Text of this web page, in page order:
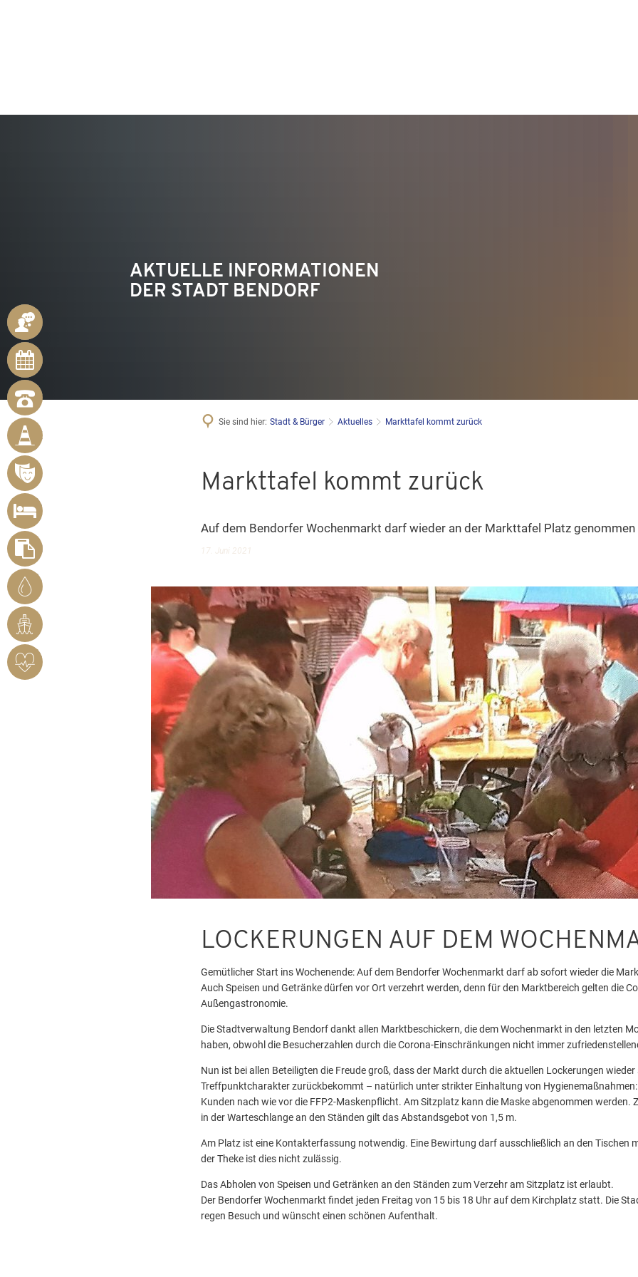
AKTUELLE INFORMATIONEN
DER STADT BENDORF
ANSPRECHPARTNER
ONLINE-
TERMINE
NOTRUFNUMMERN
BÜRGER
MELDEN
MÄNGEL
VERANSTALTUNGSÜBERSICHT
UNTERKUNFT
SUCHEN
FORMULARE
STADTWERKE
BENDORF
RHEINHAFEN
HERZSICHERES
BENDORF
Sie sind hier: Stadt & Bürger Aktuelles Markttafel kommt zurück
Markttafel kommt zurück
Auf dem Bendorfer Wochenmarkt darf wieder an der Markttafel Platz genommen
17. Juni 2021
LOCKERUNGEN AUF DEM
Gemütlicher Start ins Wochenende: Auf dem Bendorfer Wochenmarkt darf ab sofort wieder die
Auch Speisen und Getränke dürfen vor Ort verzehrt werden, denn für den Marktbereich gelten die
Außengastronomie.
Die Stadtverwaltung Bendorf dankt allen Marktbeschickern, die dem Wochenmarkt in den letzten
haben, obwohl die Besucherzahlen durch die Corona-Einschränkungen nicht immer
Nun ist bei allen Beteiligten die Freude groß, dass der Markt durch die aktuellen Lockerungen wieder
Treffpunktcharakter zurückbekommt – natürlich unter strikter Einhaltung von
Kunden nach wie vor die FFP2-Maskenpflicht. Am Sitzplatz kann die Maske abgenommen werden.
in der Warteschlange an den Ständen gilt das Abstandsgebot von 1,5 m.
Am Platz ist eine Kontakterfassung notwendig. Eine Bewirtung darf ausschließlich an den Tischen
der Theke ist dies nicht zulässig.
Das Abholen von Speisen und Getränken an den Ständen zum Verzehr am Sitzplatz ist erlaubt.
Der Bendorfer Wochenmarkt findet jeden Freitag von 15 bis 18 Uhr auf dem Kirchplatz statt. Die
regen Besuch und wünscht einen schönen Aufenthalt.